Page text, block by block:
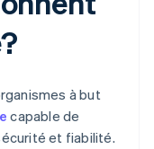
à but
capable de
et fiabilité.